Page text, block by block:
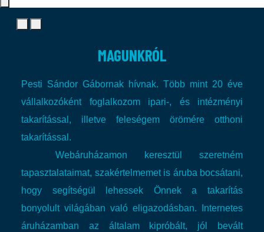
MAGUNKRÓL
Pesti Sándor Gábornak hívnak. Több mint 20 éve
vállalkozóként foglalkozom ipari-, és intézményi
takarítással, illetve feleségem örömére otthoni
takarítással.
Webáruházamon keresztül szeretném
tapasztalataimat, szakértelmemet is áruba bocsátani,
hogy segítségül lehessek Önnek a takarítás
bonyolult világában való eligazodásban.
Internetes
áruházamban az általam kipróbált, jól bevált